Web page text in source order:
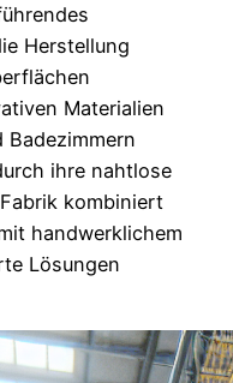
Herstellung
Materialien
Badezimmern
ihre nahtlose
kombiniert
handwerklichem
Lösungen